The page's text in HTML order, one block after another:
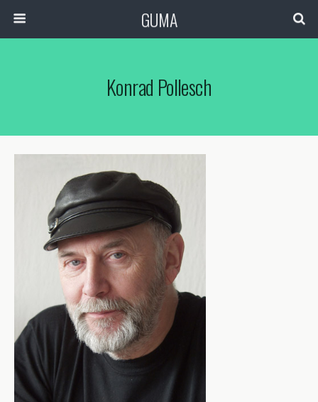
GUMA
Konrad Pollesch